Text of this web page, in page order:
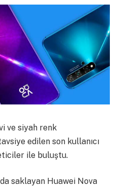
ve siyah renk
edilen son kullanıcı
ile buluştu.
saklayan Huawei Nova